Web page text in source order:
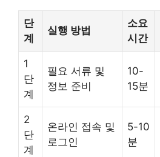
단
계
실행 방법
소요
시간
1
단
계
필요 서류 및
정보 준비
10-
15분
2
단
계
온라인 접속 및
로그인
5-10
분